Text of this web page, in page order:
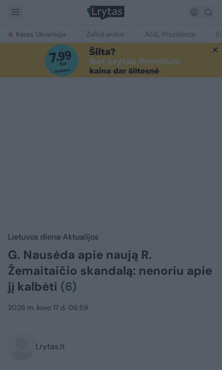
Karas Ukrainoje Žalioji erdvė Ačiū, Prezidente
Lietuvos diena Aktualijos
G. Nausėda apie naują R.
Žemaitaičio skandalą: nenoriu apie
jį kalbėti (6)
2026 m. kovo 17 d. 06:59
Lrytas.lt